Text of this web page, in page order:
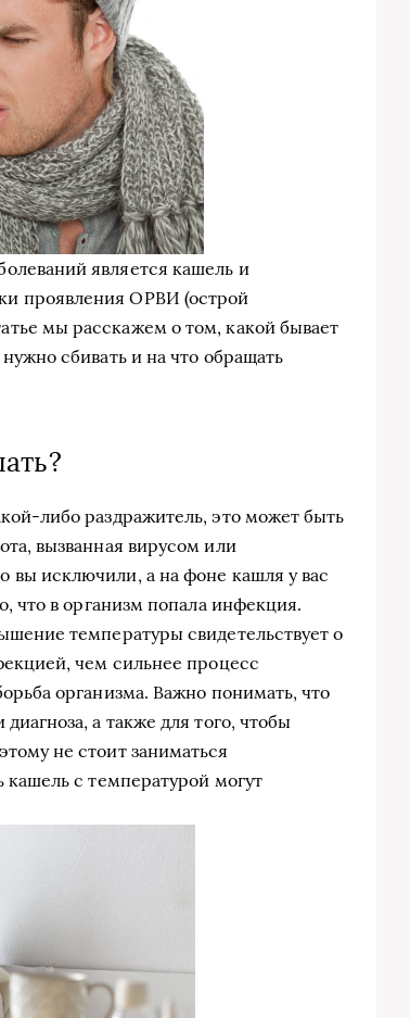
является кашель и
проявления ОРВИ (острой
мы расскажем о том, какой бывает
сбивать и на что обращать
либо раздражитель, это может быть
вызванная вирусом или
вы исключили, а на фоне кашля у вас
что в организм попала инфекция.
температуры свидетельствует о
чем сильнее процесс
организма. Важно понимать, что
а также для того, чтобы
не стоит заниматься
кашель с температурой могут